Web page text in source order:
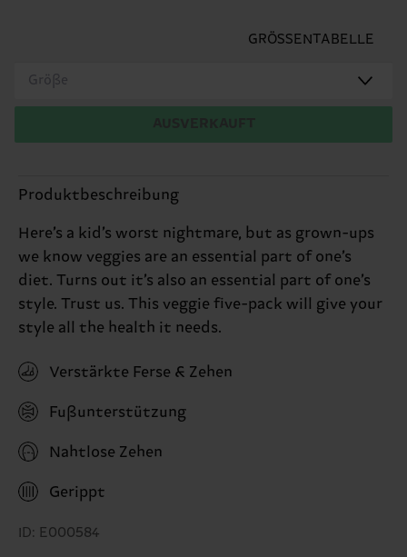
GRÖSSENTABELLE
Größe
Produktbeschreibung
Here’s a kid’s worst nightmare, but as grown-ups
we know veggies are an essential part of one’s
diet. Turns out it’s also an essential part of one’s
style. Trust us. This veggie five-pack will give your
style all the health it needs.
Verstärkte Ferse & Zehen
Fußunterstützung
Nahtlose Zehen
Gerippt
ID: E000584